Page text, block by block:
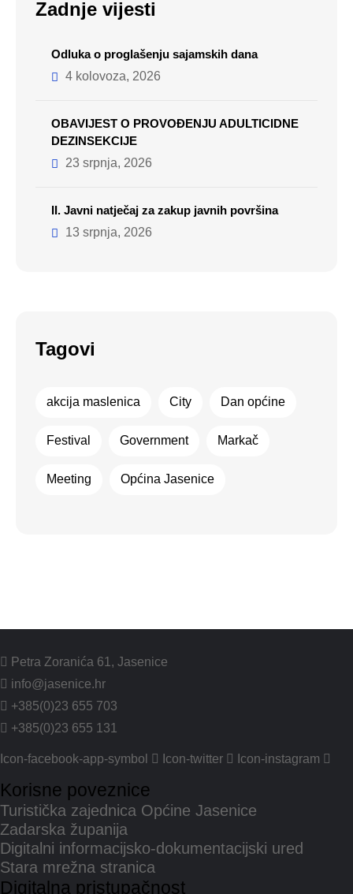
Zadnje vijesti
Odluka o proglašenju sajamskih dana
4 kolovoza, 2026
OBAVIJEST O PROVOĐENJU ADULTICIDNE
DEZINSEKCIJE
23 srpnja, 2026
II. Javni natječaj za zakup javnih površina
13 srpnja, 2026
Tagovi
akcija maslenica City Dan općine
Festival Government Markač
Meeting Općina Jasenice
Petra Zoranića 61, Jasenice
info@jasenice.hr
+385(0)23 655 703
+385(0)23 655 131
Icon-facebook-app-symbol Icon-twitter Icon-instagram
Korisne poveznice
Turistička zajednica Općine Jasenice
Zadarska županija
Digitalni informacijsko-dokumentacijski ured
Stara mrežna stranica
Digitalna pristupačnost